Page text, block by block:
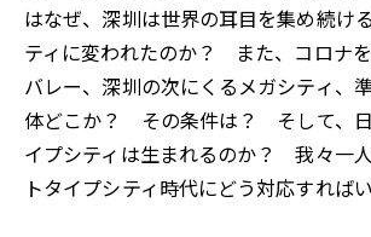
はなぜ、深圳は世界の耳目を集め続け
ティに変われたのか？ また、コロナ
バレー、深圳の次にくるメガシティ、
体どこか？ その条件は？ そして、
イプシティは生まれるのか？ 我々一
トタイプシティ時代にどう対応すれば